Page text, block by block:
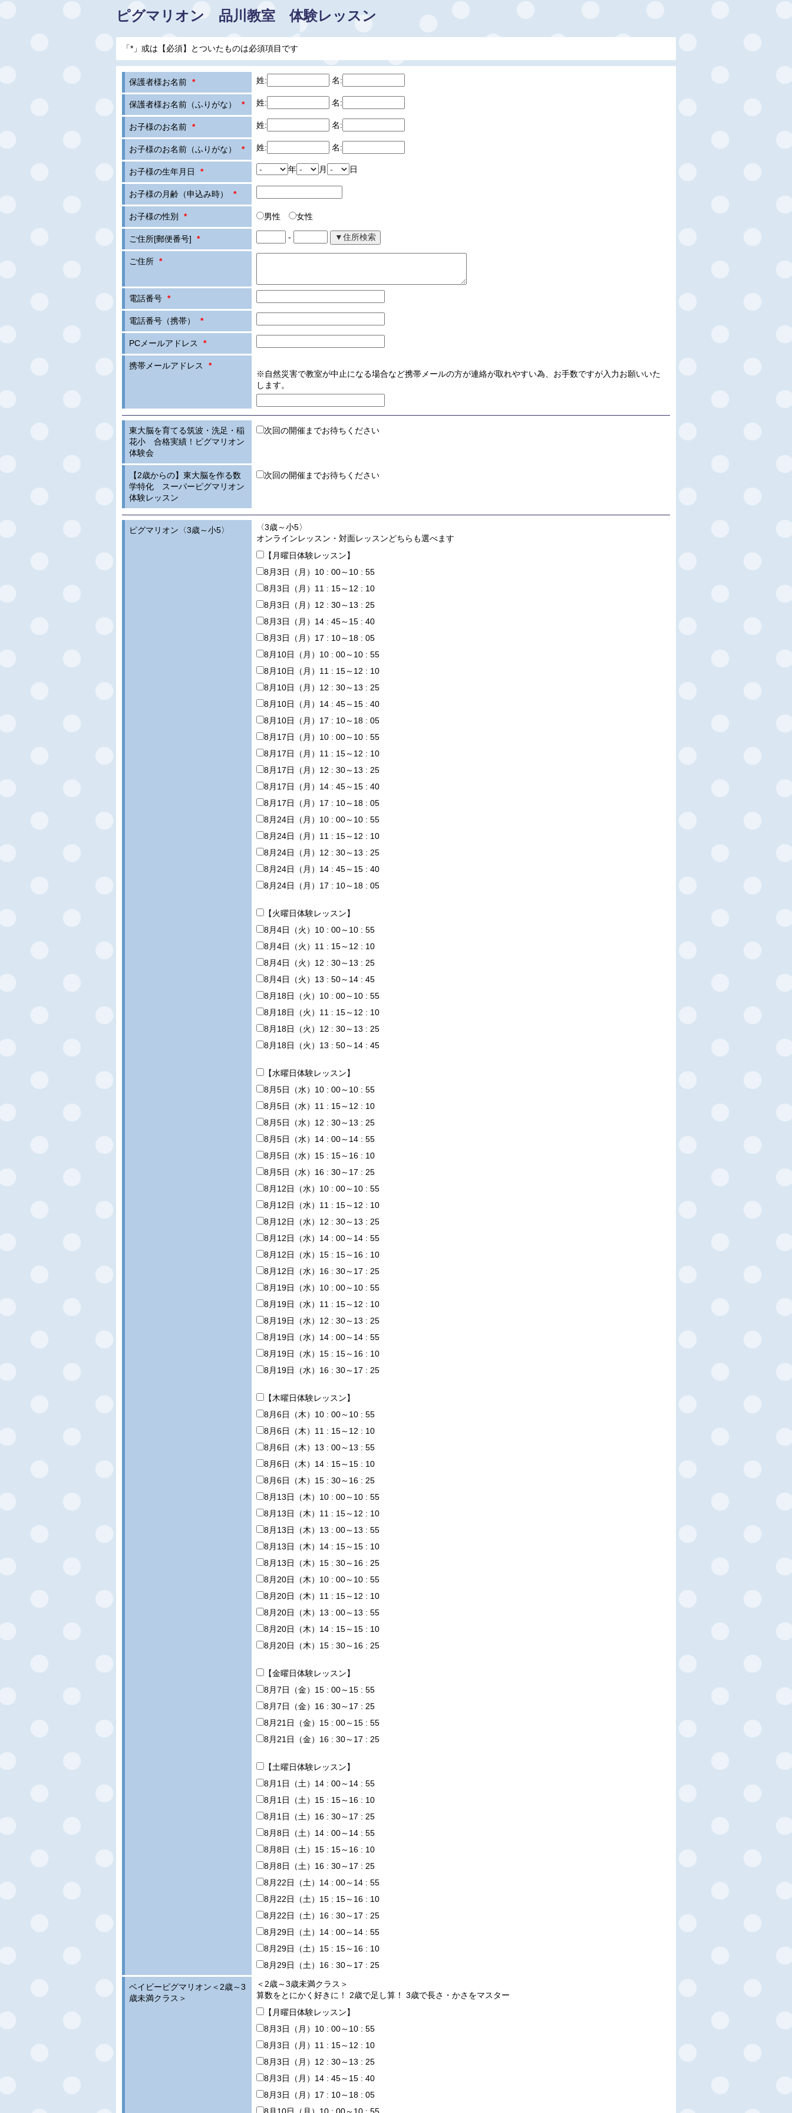
ピグマリオン 品川教室 体験レッスン
「*」或は【必須】とついたものは必須項目です
保護者様お名前 * 姓: 名:
保護者様お名前（ふりがな） * 姓: 名:
お子様のお名前 * 姓: 名:
お子様のお名前（ふりがな） * 姓: 名:
お子様の生年月日 * 年 月 日
お子様の月齢（申込み時） *
お子様の性別 * 男性 女性
ご住所[郵便番号] * -
ご住所 *
電話番号 *
電話番号（携帯） *
PCメールアドレス *
携帯メールアドレス
*
※自然災害で教室が中止になる場合など携帯メールの方が連絡が取れやすい為、お手数ですが入力お願いいた
します。
東大脳を育てる筑波・洗足・稲
花小 合格実績！ピグマリオン
体験会
次回の開催までお待ちください
【2歳からの】東大脳を作る数
学特化 スーパーピグマリオン
体験レッスン
次回の開催までお待ちください
ピグマリオン〈3歳～小5〉
〈3歳～小5〉
オンラインレッスン・対面レッスンどちらも選べます
【月曜日体験レッスン】
8月3日（月）10 : 00～10 : 55
8月3日（月）11 : 15～12 : 10
8月3日（月）12 : 30～13 : 25
8月3日（月）14 : 45～15 : 40
8月3日（月）17 : 10～18 : 05
8月10日（月）10 : 00～10 : 55
8月10日（月）11 : 15～12 : 10
8月10日（月）12 : 30～13 : 25
8月10日（月）14 : 45～15 : 40
8月10日（月）17 : 10～18 : 05
8月17日（月）10 : 00～10 : 55
8月17日（月）11 : 15～12 : 10
8月17日（月）12 : 30～13 : 25
8月17日（月）14 : 45～15 : 40
8月17日（月）17 : 10～18 : 05
8月24日（月）10 : 00～10 : 55
8月24日（月）11 : 15～12 : 10
8月24日（月）12 : 30～13 : 25
8月24日（月）14 : 45～15 : 40
8月24日（月）17 : 10～18 : 05
【火曜日体験レッスン】
8月4日（火）10 : 00～10 : 55
8月4日（火）11 : 15～12 : 10
8月4日（火）12 : 30～13 : 25
8月4日（火）13 : 50～14 : 45
8月18日（火）10 : 00～10 : 55
8月18日（火）11 : 15～12 : 10
8月18日（火）12 : 30～13 : 25
8月18日（火）13 : 50～14 : 45
【水曜日体験レッスン】
8月5日（水）10 : 00～10 : 55
8月5日（水）11 : 15～12 : 10
8月5日（水）12 : 30～13 : 25
8月5日（水）14 : 00～14 : 55
8月5日（水）15 : 15～16 : 10
8月5日（水）16 : 30～17 : 25
8月12日（水）10 : 00～10 : 55
8月12日（水）11 : 15～12 : 10
8月12日（水）12 : 30～13 : 25
8月12日（水）14 : 00～14 : 55
8月12日（水）15 : 15～16 : 10
8月12日（水）16 : 30～17 : 25
8月19日（水）10 : 00～10 : 55
8月19日（水）11 : 15～12 : 10
8月19日（水）12 : 30～13 : 25
8月19日（水）14 : 00～14 : 55
8月19日（水）15 : 15～16 : 10
8月19日（水）16 : 30～17 : 25
【木曜日体験レッスン】
8月6日（木）10 : 00～10 : 55
8月6日（木）11 : 15～12 : 10
8月6日（木）13 : 00～13 : 55
8月6日（木）14 : 15～15 : 10
8月6日（木）15 : 30～16 : 25
8月13日（木）10 : 00～10 : 55
8月13日（木）11 : 15～12 : 10
8月13日（木）13 : 00～13 : 55
8月13日（木）14 : 15～15 : 10
8月13日（木）15 : 30～16 : 25
8月20日（木）10 : 00～10 : 55
8月20日（木）11 : 15～12 : 10
8月20日（木）13 : 00～13 : 55
8月20日（木）14 : 15～15 : 10
8月20日（木）15 : 30～16 : 25
【金曜日体験レッスン】
8月7日（金）15 : 00～15 : 55
8月7日（金）16 : 30～17 : 25
8月21日（金）15 : 00～15 : 55
8月21日（金）16 : 30～17 : 25
【土曜日体験レッスン】
8月1日（土）14 : 00～14 : 55
8月1日（土）15 : 15～16 : 10
8月1日（土）16 : 30～17 : 25
8月8日（土）14 : 00～14 : 55
8月8日（土）15 : 15～16 : 10
8月8日（土）16 : 30～17 : 25
8月22日（土）14 : 00～14 : 55
8月22日（土）15 : 15～16 : 10
8月22日（土）16 : 30～17 : 25
8月29日（土）14 : 00～14 : 55
8月29日（土）15 : 15～16 : 10
8月29日（土）16 : 30～17 : 25
ベイビーピグマリオン＜2歳～3
歳未満クラス＞
＜2歳～3歳未満クラス＞
算数をとにかく好きに！ 2歳で足し算！ 3歳で長さ・かさをマスター
【月曜日体験レッスン】
8月3日（月）10 : 00～10 : 55
8月3日（月）11 : 15～12 : 10
8月3日（月）12 : 30～13 : 25
8月3日（月）14 : 45～15 : 40
8月3日（月）17 : 10～18 : 05